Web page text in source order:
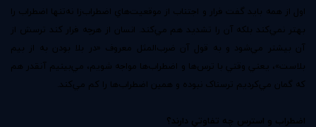
اول از همه بايد گفت فرار و اجتناب از موقعيت‌هاي اضطراب‌زا نه‌تنها اضطراب را
بهتر نمي‌کند بلکه آن را تشديد هم مي‌کند. انسان از هرچه فرار کند ترسش از
آن بيشتر مي‌شود و به قول آن ضرب‌المثل معروف «در بلا بودن به از بيم
بلاست»، يعني وقتي با ترس‌ها و اضطراب‌ها مواجه شويم، مي‌بينيم آنقدر هم
که گمان مي‌کرديم ترسناک نبوده و همين اضطراب‌ها را کم مي‌کند.
اضطراب و استرس چه تفاوتي دارند؟